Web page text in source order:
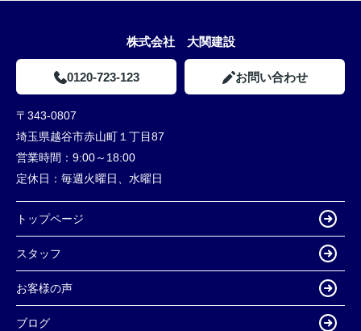
株式会社 大関建設
0120-723-123 お問い合わせ
〒343-0807
埼玉県越谷市赤山町１丁目87
営業時間： 9:00～18:00
定休日： 毎週火曜日、水曜日
トップページ
スタッフ
お客様の声
ブログ